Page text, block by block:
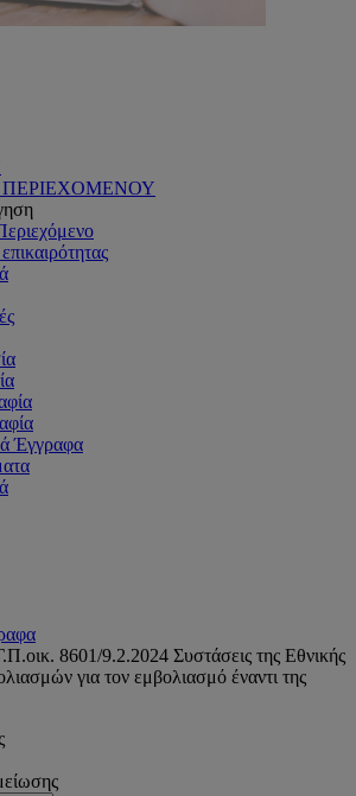
ΠΕΡΙΕΧΟΜΕΝΟΥ
Έγγραφα
8601/9.2.2024 Συστάσεις της Εθνικής
για τον εμβολιασμό έναντι της